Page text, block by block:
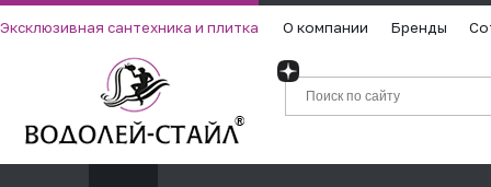
Эксклюзивная сантехника и плитка О компании Бренды